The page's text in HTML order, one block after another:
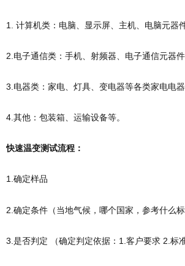
1. 计算机类：电脑、显示屏、主机、电脑元器
2.电子通信类：手机、射频器、电子通信元器件
3.电器类：家电、灯具、变电器等各类家电电器
4.其他：包装箱、运输设备等。
快速温变测试流程：
1.确定样品
2.确定条件（当地气候，哪个国家，参考什么标
3.是否判定 （确定判定依据：1.客户要求 2.标